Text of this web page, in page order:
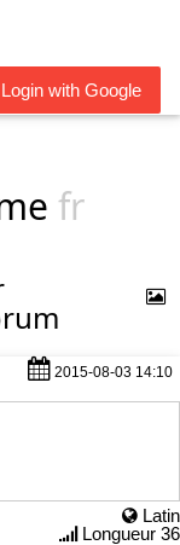
Login with Google
fr
2015-08-03 14:10
Latin
Longueur 36